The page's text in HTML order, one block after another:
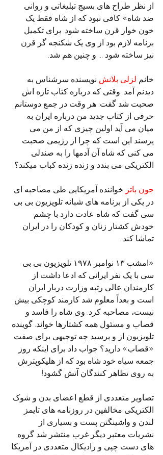
از نظر طراح های بسیج تبلیغاتی و روانی
ضد شاه» کافی نبود که از شاه فقط یک
خون خوار قرن ساخته شود. برای تکمیل
برنامه لازم بود از وی یک شکنجه گر قرن
نیز ساخته شود ... و چنین هم شد.
خانم لزلی بلانش نویسنده سرشناس به
دیدنم آمد. وقتی که درباره کتاب تازه اش
صحبت شد گفت: هر وقت در جمع دوستانم
حرفی از کتاب جدید من درباره ایران به
میان می آید اولین چیزی که از من می
پرسند این است که چرا از رژیمی صحبت
می کنی که شاه آن آدمها را به صندلی
الکتریکی می بندد و زنده زنده کباب میکند؟
جون باتز خواننده آمریکایی طی مصاحبه ای
در یکی از برنامه های شبانه تلویزیون بی بی
سی گفت که شاه عادت دارد با چشم
خودش کشتار زنان و کودکان را در ایران
تماشا کند.
«امشب ۱۳ نوامبر ۱۹۷۸ تلویزیون بی بی
سی با یک نفر ایرانی که ادعا داشت از
کارمندان عالی رتبه وزارت دربار ایران
است و بعداً معلوم شد کارمند کوچکی بیش
نیست، مصاحبه کرد. وی شاه را فاسد و
قصاب و مسئول همه کشتارها خواند. گوینده
تلویزیون از و پرسید چه توجیهی برای صفت
«قصاب» دارید؟ جواب داد برای اینکه روز
جمعه سیاه خود شاه بود که از هلیکوپترش
به روی تظاهر کنندگان آتش گشود!
تصاویر متعددی از قطع اعضای بدن و شوک
الکتریکی مخالفین در روزنامه های تایمز
لندن و واشینگتن پست و بسیاری از
نشریات معتبر دیگر غرب منتشر شد گروه
های دست چپی و رادیکال متعددی در آمریکا